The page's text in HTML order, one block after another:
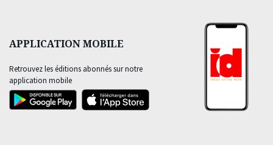
APPLICATION MOBILE
Retrouvez les éditions abonnés sur notre
application mobile